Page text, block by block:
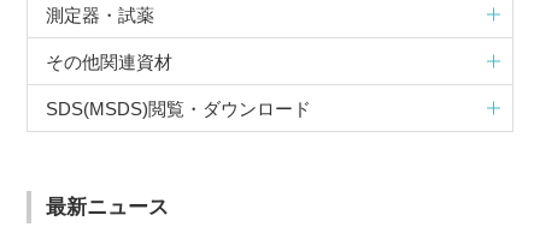
測定器・試薬
その他関連資材
SDS(MSDS)閲覧・ダウンロード
最新ニュース